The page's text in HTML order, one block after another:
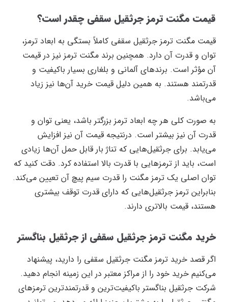
قیمت مگنت ترمز جرثقیل سقفی چقدر است؟
قیمت مگنت ترمز جرثقیل سقفی کاملاً بستگی به ابعاد ترمز،
توان و قدرت آن دارد. همچنین برند مگنت ترمز نیز در قیمت
آن مؤثر است. برند‌های آلمانی و بلغاری بسیار باکیفیت و
قدرتمند هستند. به همین دلیل قیمت خرید آن‌ها نیز زیاد
می‌باشد.
به صورت کلی هر چه ابعاد ترمز بزرگتر باشد، یعنی توان و
قدرت آن نیز بیشتر است. درنتیجه قیمت آن نیز افزایش
می‌یابد. برای جرثقیل‌هایی که تناژ بار قابل حمل آن‌ها زیادی
است، باید از ترمز‌هایی با قدرت بالا استفاده کرد. دقت کنید که
توان اصلی یک ترمز مگنت را قدرت سیم پیچ آن تعیین می‌کند.
بنابراین ترمز جرثقیل‌هایی که دارای قدرت توقف بیشتری
هستند، قیمت بالاتری دارند.
خرید مگنت ترمز جرثقیل سقفی از جرثقیل بناگستر
اگر قصد خرید ترمز مگنت جرثقیل سقفی را دارید، پیشنهاد
می‌کنیم خرید خود را از مراکز معتبر در این زمینه انجام دهید.
شرکت جرثقیل بناگستر باکیفیت‌ترین و قدرتمندترین ترمز‌های